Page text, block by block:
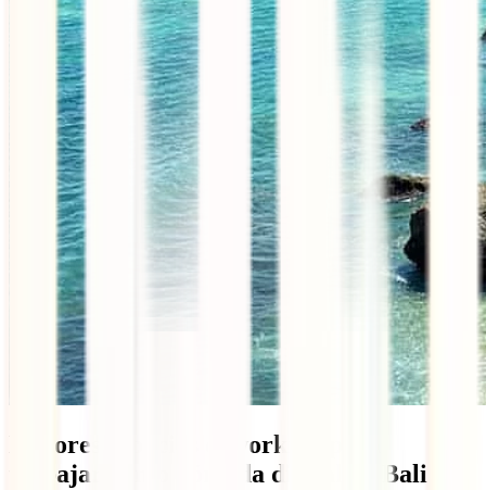
Mejores espacios coworking para
trabajar como nómada digital en Bali